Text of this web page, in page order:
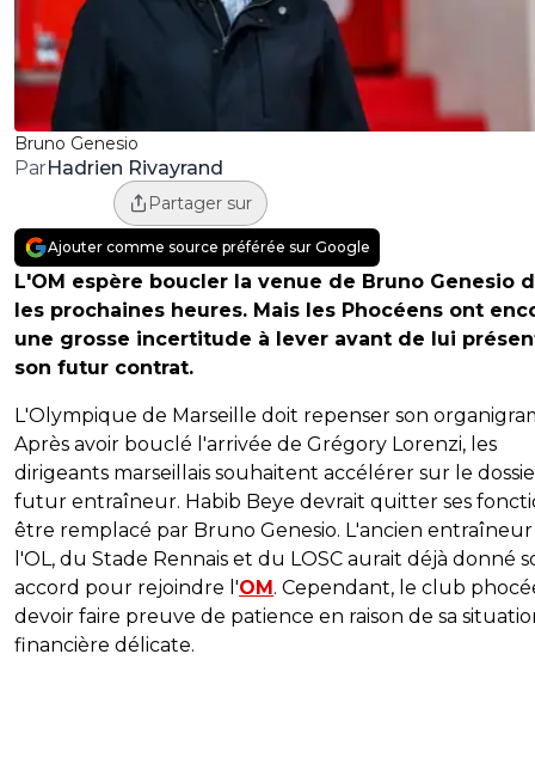
Bruno Genesio
ParHadrien Rivayrand
Partager sur
Ajouter comme source préférée sur Google
L'OM espère boucler la venue de Bruno Genesio
les prochaines heures. Mais les Phocéens ont
une grosse incertitude à lever avant de lui
son futur contrat.
L'Olympique de Marseille doit repenser son
Après avoir bouclé l'arrivée de Grégory Lorenzi, les
dirigeants marseillais souhaitent accélérer sur le
futur entraîneur. Habib Beye devrait quitter ses
être remplacé par Bruno Genesio. L'ancien
l'OL, du Stade Rennais et du LOSC aurait déjà donné
accord pour rejoindre l'OM . Cependant, le club
devoir faire preuve de patience en raison de sa
financière délicate.